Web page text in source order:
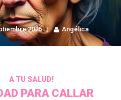
2025 Angélica
A TU SALUD!
PARA CALLAR